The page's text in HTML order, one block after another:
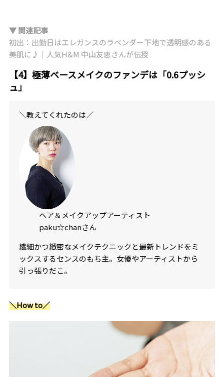
▼ 関連記事
初出：出勤日はエレガンスのラベンダー下地で透明感のある
美肌に♪｜人気H&M 中山友恵さんが伝授
【4】極薄ベースメイクのファンデは「0.6プッシ
ュ」
＼教えてくれたのは／
ヘア＆メイクアップアーティスト
paku☆chanさん
繊細かつ緻密なメイクテクニックと最新トレンドをミ
ックスするセンスのもち主。女優やアーティストから
引っ張りだこ。
＼How to／